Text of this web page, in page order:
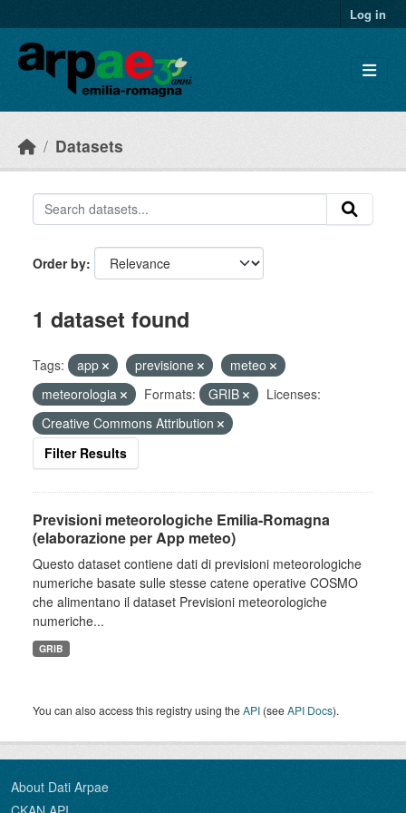
Log in
Datasets
Order by
1 dataset found
Tags: app previsione
meteo
meteorologia
Formats: GRIB
Licenses:
Creative Commons Attribution
Filter Results
Previsioni meteorologiche Emilia-Romagna
(elaborazione per App meteo)
Questo dataset contiene dati di previsioni meteorologiche
numeriche basate sulle stesse catene operative COSMO
che alimentano il dataset Previsioni meteorologiche
numeriche...
GRIB
You can also access this registry using theAPI (seeAPI Docs).
About Dati Arpae